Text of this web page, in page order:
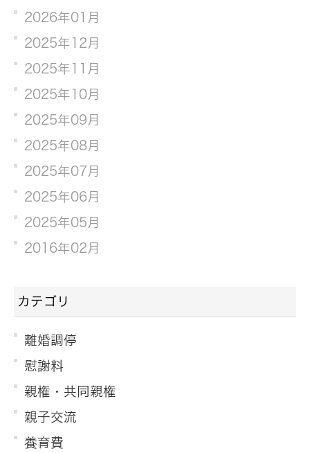
2026年01月
2025年12月
2025年11月
2025年10月
2025年09月
2025年08月
2025年07月
2025年06月
2025年05月
2016年02月
カテゴリ
離婚調停
慰謝料
親権・共同親権
親子交流
養育費